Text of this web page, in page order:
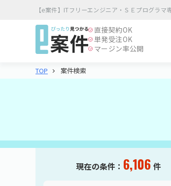
【e案件】ITフリーエンジニア・ＳＥプログラマ
直接契約OK
単発受注OK
マージン率公開
TOP 案件検索
現在の条件： 6,106 件